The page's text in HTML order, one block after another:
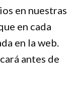
en nuestras
en cada
en la web.
antes de